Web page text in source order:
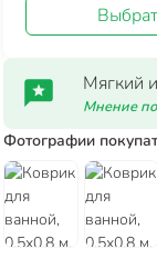
Мягкий
Мнение
Фотографии